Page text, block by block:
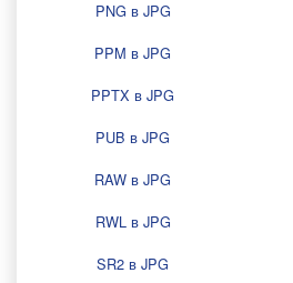
PNG в JPG
PPM в JPG
PPTX в JPG
PUB в JPG
RAW в JPG
RWL в JPG
SR2 в JPG